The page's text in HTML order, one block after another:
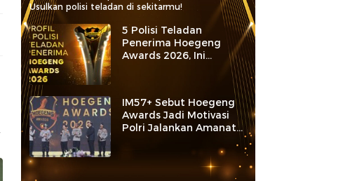
Usulkan polisi teladan di sekitarmu!
5 Polisi Teladan
Penerima Hoegeng
Awards 2026, Ini
Kategori dan Kiprahnya
IM57+ Sebut Hoegeng
Awards Jadi Motivasi
Polri Jalankan Amanat